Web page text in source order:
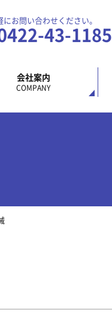
にお問い合わせください。
43-1185
会社案内
COMPANY